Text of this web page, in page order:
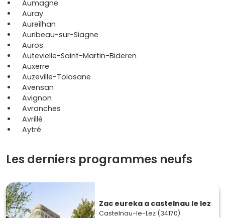
Aumagne
Auray
Aureilhan
Auribeau-sur-Siagne
Auros
Autevielle-Saint-Martin-Bideren
Auxerre
Auzeville-Tolosane
Avensan
Avignon
Avranches
Avrillé
Aytré
Les derniers programmes neufs
Zac eureka a castelnau le lez
Castelnau-le-Lez (34170)